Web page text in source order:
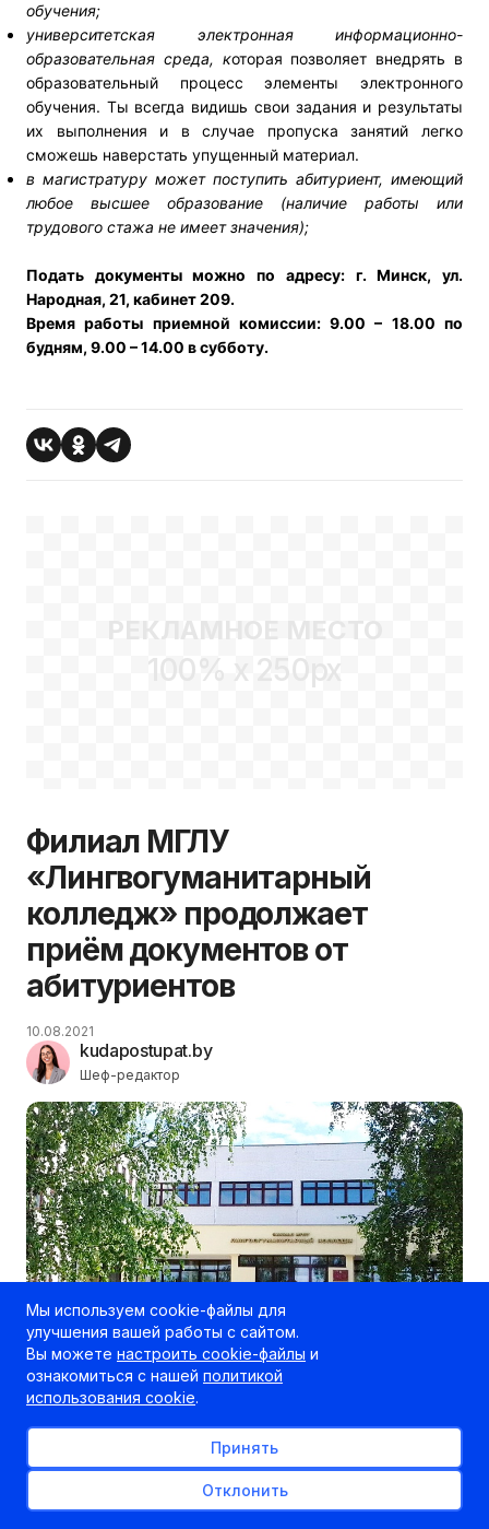
обучения;
университетская электронная информационно-
образовательная среда, которая позволяет внедрять в
образовательный процесс элементы электронного
обучения. Ты всегда видишь свои задания и результаты
их выполнения и в случае пропуска занятий легко
сможешь наверстать упущенный материал.
в магистратуру может поступить абитуриент, имеющий
любое высшее образование (наличие работы или
трудового стажа не имеет значения);
Подать документы можно по адресу: г. Минск, ул.
Народная, 21, кабинет 209.
Время работы приемной комиссии: 9.00 – 18.00 по
будням, 9.00 – 14.00 в субботу.
РЕКЛАМНОЕ МЕСТО
100% x 250px
Филиал МГЛУ
«Лингвогуманитарный
колледж» продолжает
приём документов от
абитуриентов
kudapostupat.by
Шеф-редактор
10.08.2021
Уважаемые абитуриенты!
«Лингвогуманитарный колледж»
документов от абитуриентов, закончивших 9 классов,
на платную форму обучения по нескольким
Мы используем cookie-файлы для
улучшения вашей работы с сайтом.
Вы можете настроить cookie-файлы и
ознакомиться с нашей политикой
использования cookie.
Принять
Отклонить